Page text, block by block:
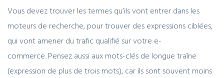
Vous devez trouver les termes qu’ils vont entrer dans les
moteurs de recherche, pour trouver des expressions ciblées,
qui vont amener du trafic qualifié sur votre e-
commerce. Pensez aussi aux mots-clés de longue traîne
(expression de plus de trois mots), car ils sont souvent moins